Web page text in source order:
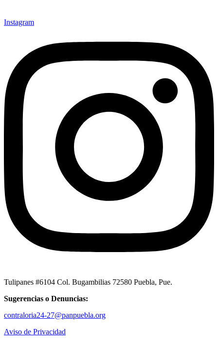
Instagram
Tulipanes #6104 Col. Bugambilias 72580 Puebla, Pue.
Sugerencias o Denuncias:
contraloria24-27@panpuebla.org
Aviso de Privacidad